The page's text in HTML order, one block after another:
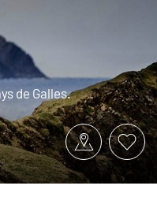
de Galles.